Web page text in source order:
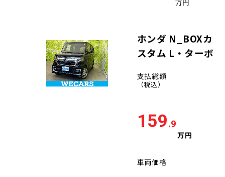
万円
ホンダ N_BOXカ
スタム L・ターボ
支払総額
（税込）
159.9
万円
車両価格